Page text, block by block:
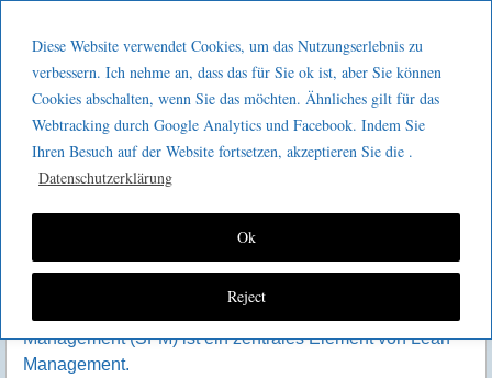
Diese Website verwendet Cookies, um das Nutzungserlebnis zu
verbessern. Ich nehme an, dass das für Sie ok ist, aber Sie können
Cookies abschalten, wenn Sie das möchten. Ähnliches gilt für das
Webtracking durch Google Analytics und Facebook. Indem Sie
Ihren Besuch auf der Website fortsetzen, akzeptieren Sie die .
Datenschutzerklärung
Reject
Ok
GeeMco :
Götz Müller
Consulting
Kaizen2go Shopfloor
Management
Management (SFM) ist ein zentrales Element von Lean
Management.